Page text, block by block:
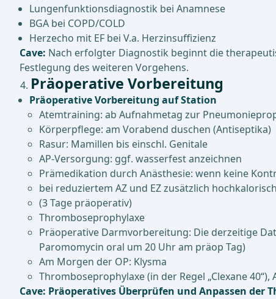
Lungenfunktionsdiagnostik bei Anamnese
BGA bei COPD/COLD
Herzecho mit EF bei V.a. Herzinsuffizienz
Cave: Nach erfolgter Diagnostik beginnt die
Festlegung des weiteren Vorgehens.
Präoperative Vorbereitung
Präoperative Vorbereitung auf Station
Atemtraining: ab Aufnahmetag zur
Körperpflege: am Vorabend duschen (Antiseptika)
Rasur: Mamillen bis einschl. Genitale
AP-Versorgung: ggf. wasserfest anzeichnen
Prämedikation durch Anästhesie: wenn keine
bei reduziertem AZ und EZ zusätzlich
(3 Tage präoperativ)
Thromboseprophylaxe
Präoperative Darmvorbereitung: Die derzeitige
Paromomycin oral um 20 Uhr am präop Tag)
Am Morgen der OP: Klysma
Thromboseprophylaxe (in der Regel „Clexane 40“),
Cave: Präoperatives Überprüfen und Anpassen